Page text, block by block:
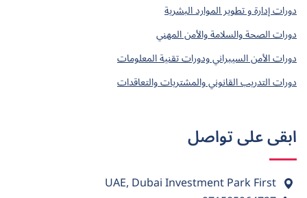
دورات إدارة و تطوير الموارد البشرية
دورات الصحة والسلامة والأمن المهني
دورات الأمن السيبراني ودورات تقنية المعلومات
دورات التدريب القانوني والمشتريات والتعاقدات
ابقى على تواصل
UAE, Dubai Investment Park First